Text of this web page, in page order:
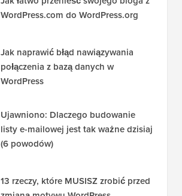
WordPress.com do WordPress.org
Jak naprawić błąd nawiązywania
połączenia z bazą danych w
WordPress
Ujawniono: Dlaczego budowanie
listy e-mailowej jest tak ważne dzisiaj
(6 powodów)
13 rzeczy, które MUSISZ zrobić przed